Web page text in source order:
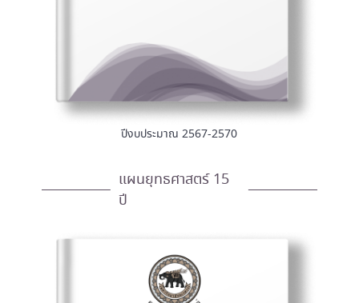
ปีงบประมาณ 2567-2570
แผนยุทธศาสตร์ 15
ปี